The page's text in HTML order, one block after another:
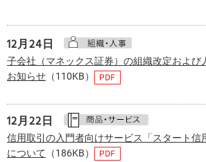
12月24日
子会社（マネックス証券）の組織改定および
お知らせ （110KB）
12月22日
信用取引の入門者向けサービス「スタート信
について （186KB）
イノベーション
採用情報